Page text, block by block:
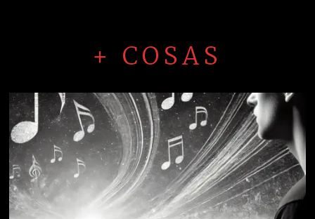
+ COSAS